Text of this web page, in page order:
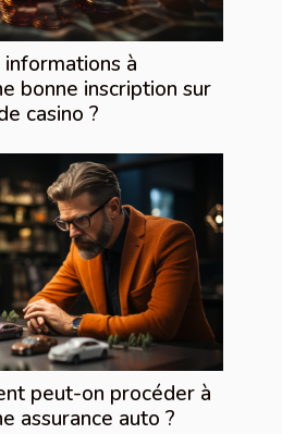
à
bonne inscription sur
casino ?
peut-on procéder à
assurance auto ?